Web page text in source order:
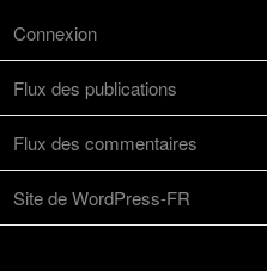
Connexion
Flux des publications
Flux des commentaires
Site de WordPress-FR